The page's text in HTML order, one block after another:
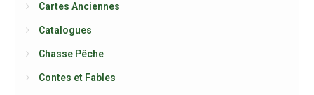
Cartes Anciennes
Catalogues
Chasse Pêche
Contes et Fables